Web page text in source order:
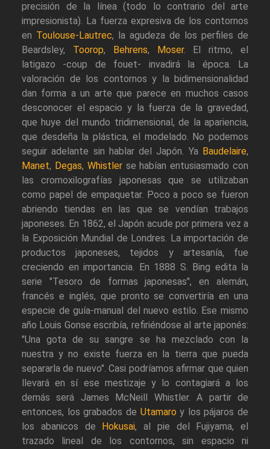
precisión de la línea (todo lo contrario del arte
impresionista). La fuerza expresiva de los contornos
en Toulouse-Lautrec, la agudeza de los perfiles de
Beardsley, Toorop, Behrens, Moser. El ritmo, el
latigazo -coup de fouet- invadirá la época. La
valoración de los contornos y la bidimensionalidad
dan forma a un arte que parece en muchos casos
desconocer el espacio y la fuerza de la gravedad,
que huye del mundo tridimensional, de la apariencia,
que desdeña la plástica, el modelado. No podemos
seguir adelante sin hablar del Japón. Ya Baudelaire,
Manet, Degas, Whistlerse habían entusiasmado con
las cromoxilografías japonesas que se utilizaban
como papel de empaquetar. Poco a poco se fueron
abriendo tiendas en las que se vendían trabajos
japoneses. En 1862, el Japón acude por primera vez a
la Exposición Mundial de Londres. La importación de
productos japoneses, tejidos y artesanía, fue
creciendo en importancia. En 1888 S. Bing edita la
serie "Tesoro de formas japonesas", en alemán,
francés e inglés, que pronto se convertiría en una
especie de guía-manual del nuevo estilo. Ese mismo
año Louis Gonse escribía, refiriéndose al arte japonés:
"Una gota de su sangre se ha mezclado con la
nuestra y no existe fuerza en la tierra que pueda
separarla de nuevo". Casi podríamos afirmar que quien
llevará en sí ese mestizaje y lo contagiará a los
demás será James McNeill Whistler. A partir de
entonces, los grabados de Utamaro y los pájaros de
los abanicos de
Hokusai, al pie del Fujiyama, el
trazado lineal de los contornos, sin espacio ni